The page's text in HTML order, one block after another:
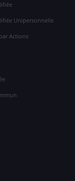
Unipersonnelle
Actions